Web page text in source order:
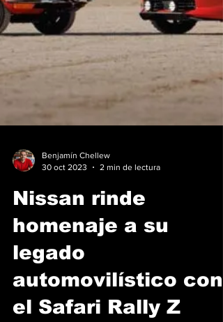
Benjamín Chellew
30 oct 2023
Nissan rinde
homenaje a su